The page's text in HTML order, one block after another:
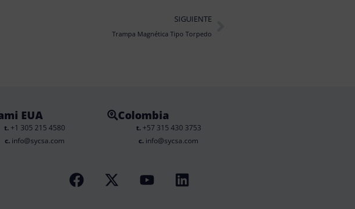
SIGUIENTE
Trampa Magnética Tipo Torpedo
Next
EUA
t. +1 305 215 4580
c. info@sycsa.com
Colombia
t.+57 315 430 3753
c. info@sycsa.com
F
a
X
-
Y
o
L
i